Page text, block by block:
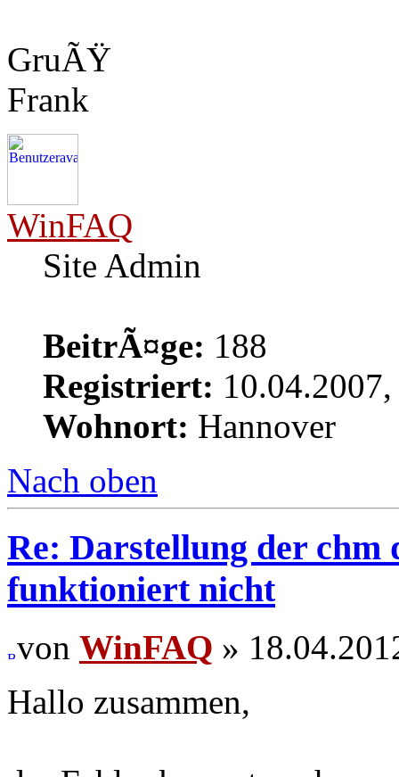
GruÃŸ
Frank
WinFAQ
Site Admin
BeitrÃ¤ge: 188
Registriert:
Wohnort: Hannover
Nach oben
Re: Darstellung der chm
funktioniert nicht
von WinFAQ »
Hallo zusammen,